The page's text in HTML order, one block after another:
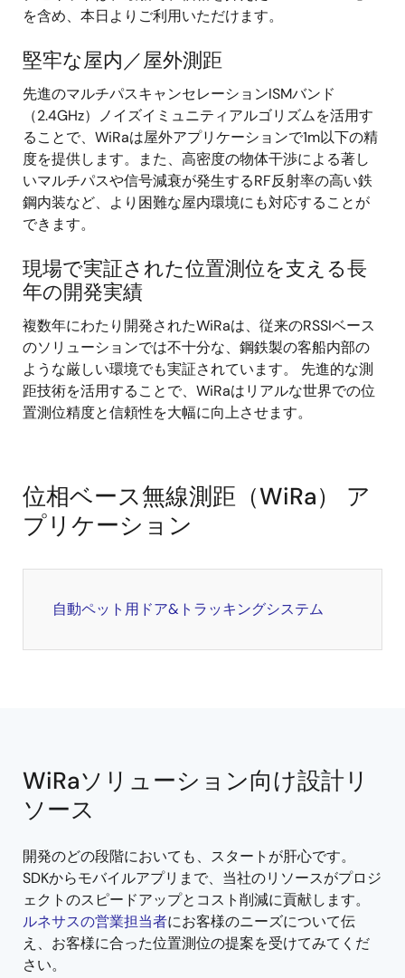
を含め、本日よりご利用いただけます。
堅牢な屋内／屋外測距
先進のマルチパスキャンセレーションISMバンド
（2.4GHz）ノイズイミュニティアルゴリズムを活用す
ることで、WiRaは屋外アプリケーションで1m以下の精
度を提供します。また、高密度の物体干渉による著し
いマルチパスや信号減衰が発生するRF反射率の高い鉄
鋼内装など、より困難な屋内環境にも対応することが
できます。
現場で実証された位置測位を支える長
年の開発実績
複数年にわたり開発されたWiRaは、従来のRSSIベース
のソリューションでは不十分な、鋼鉄製の客船内部の
ような厳しい環境でも実証されています。 先進的な測
距技術を活用することで、WiRaはリアルな世界での位
置測位精度と信頼性を大幅に向上させます。
位相ベース無線測距（WiRa） ア
プリケーション
自動ペット用ドア&トラッキングシステム
WiRaソリューション向け設計リ
ソース
開発のどの段階においても、スタートが肝心です。
SDKからモバイルアプリまで、当社のリソースがプロジ
ェクトのスピードアップとコスト削減に貢献します。
ルネサスの営業担当者にお客様のニーズについて伝
え、お客様に合った位置測位の提案を受けてみてくだ
さい。